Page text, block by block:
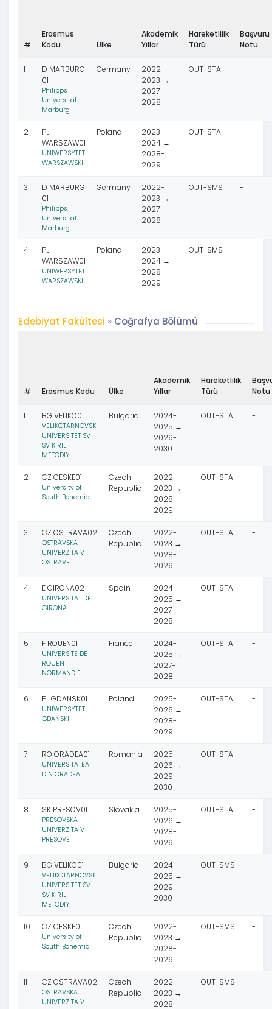
#
Erasmus
Kodu
Ülke
Akademik
Yıllar
Hareketlilik
Türü
Başvuru
Notu
1
D MARBURG
01
Philipps-
Universitat
Marburg
Germany
2022-
2023 →
2027-
2028
OUT-STA -
2
PL
WARSZAW01
UNIWERSYTET
WARSZAWSKI
Poland
2023-
2024 →
2028-
2029
OUT-STA -
3
D MARBURG
01
Philipps-
Universitat
Marburg
Germany
2022-
2023 →
2027-
2028
OUT-SMS -
4
PL
WARSZAW01
UNIWERSYTET
WARSZAWSKI
Poland
2023-
2024 →
2028-
2029
OUT-SMS -
Edebiyat Fakültesi » Coğrafya Bölümü
# Erasmus Kodu Ülke
Akademik
Yıllar
Hareketlilik
Türü
Notu
1 BG VELIKO01
VELIKOTARNOVSKI
UNIVERSITET SV
SV KIRIL I
METODIY
Bulgaria
2024-
2025 →
2029-
2030
OUT-STA -
2 CZ CESKE01
University of
South Bohemia
Czech
Republic
2022-
2023 →
2028-
2029
OUT-STA -
3 CZ OSTRAVA02
OSTRAVSKA
UNIVERZITA V
OSTRAVE
Czech
Republic
2022-
2023 →
2028-
2029
OUT-STA -
4 E GIRONA02
UNIVERSITAT DE
GIRONA
Spain
2024-
2025 →
2027-
2028
OUT-STA -
5 F ROUEN01
UNIVERSITE DE
ROUEN
NORMANDIE
France
2024-
2025 →
2027-
2028
OUT-STA -
6 PL GDANSK01
UNIWERSYTET
GDANSKI
Poland
2025-
2026 →
2028-
2029
OUT-STA -
7 RO ORADEA01
UNIVERSITATEA
DIN ORADEA
Romania
2025-
2026 →
2029-
2030
OUT-STA -
8 SK PRESOV01
PRESOVSKA
UNIVERZITA V
PRESOVE
Slovakia
2025-
2026 →
2028-
2029
OUT-STA -
9 BG VELIKO01
VELIKOTARNOVSKI
UNIVERSITET SV
SV KIRIL I
METODIY
Bulgaria
2024-
2025 →
2029-
2030
OUT-SMS -
10 CZ CESKE01
University of
South Bohemia
Czech
Republic
2022-
2023 →
2028-
2029
OUT-SMS -
11 CZ OSTRAVA02
OSTRAVSKA
UNIVERZITA V
Czech
Republic
2022-
2023 →
2028-
OUT-SMS -